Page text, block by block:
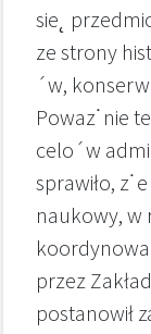
sie˛
ze strony
´w,
Powaz˙nie
celo´w
sprawiło,
naukowy, w
przez
postanowił